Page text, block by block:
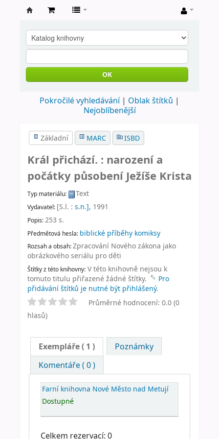
knihovna
Nové
Město
Metují
OK
Pokročilé vyhledávání
Oblak štítků
Nejoblíbenější
Základní MARC ISBD
Král přichází. : narození a
počátky působení Ježíše Krista
Typ materiálu: Text
Vydavatel: [S.l. : s.n.], 1991
Popis: 253 s.
Předmětová hesla: biblické příběhy komiksy
Rozsah a obsah:Zpracování Nového zákona jako
obrázkového seriálu pro děti
Štítky z této knihovny: V této knihovně nejsou k
tomuto titulu přiřazené žádné štítky.
Pro
přidávání štítků je nutné být přihlášený.
Průměrné hodnocení: 0.0 (0
hlasů)
Exempláře( 1 )
Poznámky
Komentáře ( 0 )
Farní knihovna Nové Město nad Metují
Dostupné
Celkem rezervací: 0